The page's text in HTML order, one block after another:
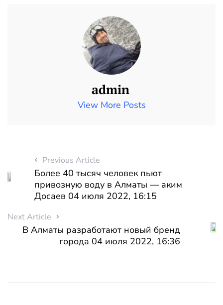
admin
View More Posts
Previous Article
Более 40 тысяч человек пьют
привозную воду в Алматы — аким
Досаев 04 июля 2022, 16:15
Next Article
В Алматы разработают новый бренд
города 04 июля 2022, 16:36